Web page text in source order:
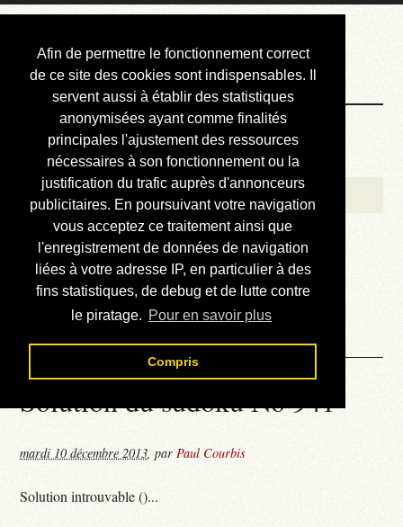
Afin de permettre le fonctionnement correct
de ce site des cookies sont indispensables. Il
servent aussi à établir des statistiques
anonymisées ayant comme finalités
principales l'ajustement des ressources
nécessaires à son fonctionnement ou la
justification du trafic auprès d'annonceurs
publicitaires. En poursuivant votre navigation
vous acceptez ce traitement ainsi que
l'enregistrement de données de navigation
liées à votre adresse IP, en particulier à des
fins statistiques, de debug et de lutte contre
le piratage. Pour en savoir plus
Compris
Courbis, « LE »
Blog Officiel
Bienvenue
Réalisations
Divers (et d’été)
Annonces
Liens externes
Téléchargement
Contact
Solution du sudoku No 941
mardi 10 décembre 2013,parPaul Courbis
Solution introuvable ()...